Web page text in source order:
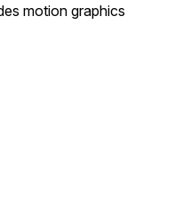
motion graphics